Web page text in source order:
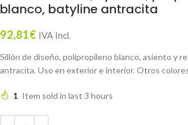
blanco, batyline antracita
92,81€ IVA Incl.
Sillón de diseño, polipropileno blanco, asiento y
antracita. Uso en exterior e interior. Otros
1 Item sold in last 3 hours